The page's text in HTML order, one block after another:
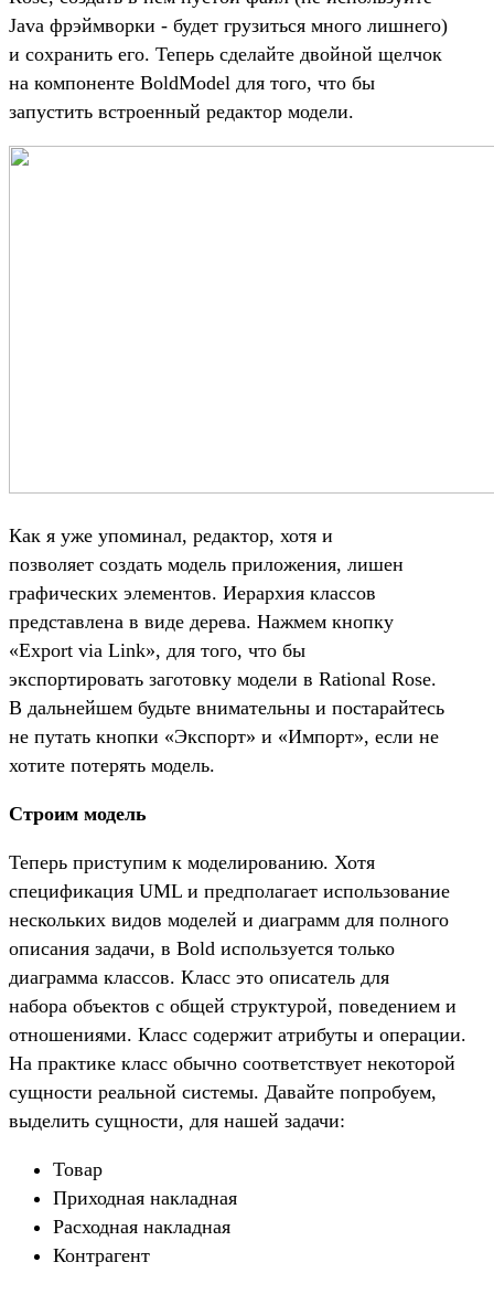
Java фрэймворки - будет грузиться много лишнего)
и сохранить его. Теперь сделайте двойной щелчок
на компоненте BoldModel для того, что бы
запустить встроенный редактор модели.
Как я уже упоминал, редактор, хотя и
позволяет создать модель приложения, лишен
графических элементов. Иерархия классов
представлена в виде дерева. Нажмем кнопку
«Export via Link», для того, что бы
экспортировать заготовку модели в Rational Rose.
В дальнейшем будьте внимательны и постарайтесь
не путать кнопки «Экспорт» и «Импорт», если не
хотите потерять модель.
Строим модель
Теперь приступим к моделированию. Хотя
спецификация UML и предполагает использование
нескольких видов моделей и диаграмм для полного
описания задачи, в Bold используется только
диаграмма классов. Класс это описатель для
набора объектов с общей структурой, поведением и
отношениями. Класс содержит атрибуты и операции.
На практике класс обычно соответствует некоторой
сущности реальной системы. Давайте попробуем,
выделить сущности, для нашей задачи:
Товар
Приходная накладная
Расходная накладная
Контрагент